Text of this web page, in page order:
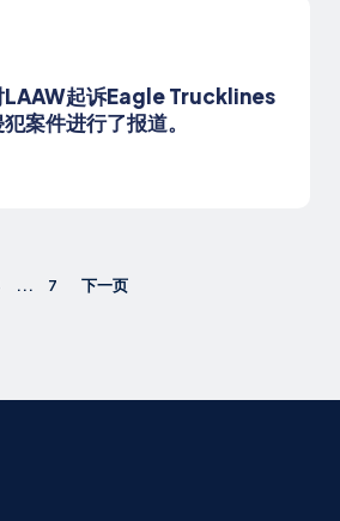
LAAW起诉Eagle Trucklines
案件进行了报道。
... 7
下一页